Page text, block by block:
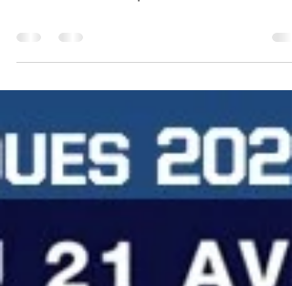
Vendee Arctique 2026